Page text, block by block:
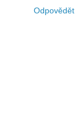
Odpovědět